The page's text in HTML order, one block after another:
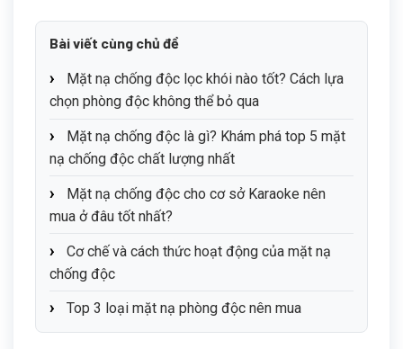
Bài viết cùng chủ đề
Mặt nạ chống độc lọc khói nào tốt? Cách lựa
chọn phòng độc không thể bỏ qua
Mặt nạ chống độc là gì? Khám phá top 5 mặt
nạ chống độc chất lượng nhất
Mặt nạ chống độc cho cơ sở Karaoke nên
mua ở đâu tốt nhất?
Cơ chế và cách thức hoạt động của mặt nạ
chống độc
Top 3 loại mặt nạ phòng độc nên mua